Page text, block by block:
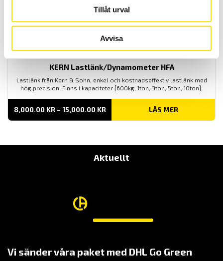
Tillåt urval
Avvisa
KERN Lastlänk/Dynamometer HFA
Lastlänk från Kern & Sohn, enkel och kostnadseffektiv lastlänk med
hög precision. Finns i kapaciteter [600kg, 1ton, 3ton, 5ton, 10ton].
8,000.00 KR – 15,000.00 KRPRISINTERVALL:
TILL
LÄS MER
Aktuellt
Vi sänder våra paket med DHL Go Green